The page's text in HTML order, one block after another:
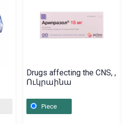
Drugs affecting the CNS, ,
Ուկրաինա
Piece